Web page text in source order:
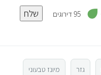
95 דירוגים 3
ך
5
שלח
גזר מיונז טבעוני